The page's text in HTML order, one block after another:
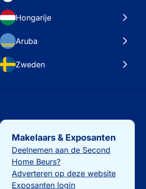
Hongarije
Aruba
Zweden
Belangrijke links
Makelaars & Exposanten
Deelnemen aan de Second
Home Beurs?
Adverteren op deze website
Exposanten login